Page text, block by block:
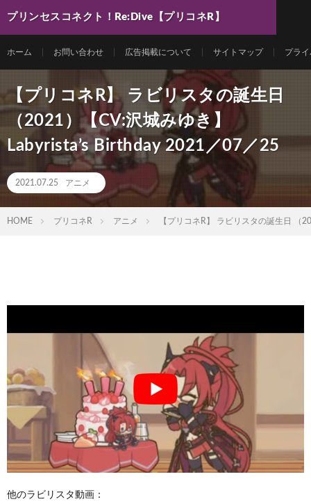
プリンセスコネクト！Re:Dive【プリコネR】
ホーム お問い合わせ 広告掲載について サイトマップ プラ
【プリコネR】 ラビリスタの誕生日
（2021）【CV:沢城みゆき】
Labyrista’s Birthday 2021／07／25
2021.07.25 アニメ
HOME プリコネR アニメ 【プリコネR】 ラビリスタの誕生日 （
他のラビリスタ動画：